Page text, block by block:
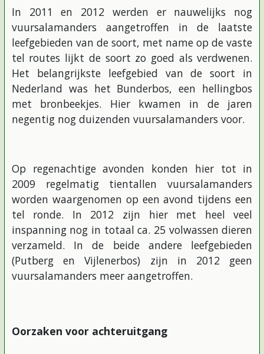
In 2011 en 2012 werden er nauwelijks nog
vuursalamanders aangetroffen in de laatste
leefgebieden van de soort, met name op de vaste
tel routes lijkt de soort zo goed als verdwenen.
Het belangrijkste leefgebied van de soort in
Nederland was het Bunderbos, een hellingbos
met bronbeekjes. Hier kwamen in de jaren
negentig nog duizenden vuursalamanders voor.
Op regenachtige avonden konden hier tot in
2009 regelmatig tientallen vuursalamanders
worden waargenomen op een avond tijdens een
tel ronde. In 2012 zijn hier met heel veel
inspanning nog in totaal ca. 25 volwassen dieren
verzameld. In de beide andere leefgebieden
(Putberg en Vijlenerbos) zijn in 2012 geen
vuursalamanders meer aangetroffen.
Oorzaken voor achteruitgang